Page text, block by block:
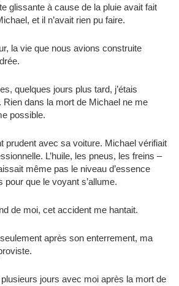
glissante à cause de la pluie avait fait
et il n’avait rien pu faire.
la vie que nous avions construite
quelques jours plus tard, j’étais
Rien dans la mort de Michael ne me
possible.
prudent avec sa voiture. Michael vérifiait
L’huile, les pneus, les freins –
même pas le niveau d’essence
que le voyant s’allume.
de moi, cet accident me hantait.
après son enterrement, ma
jours avec moi après la mort de